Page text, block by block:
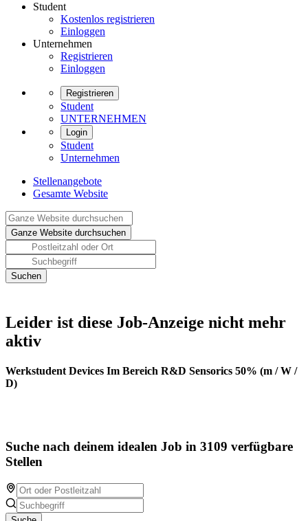
Student
Kostenlos registrieren
Einloggen
Unternehmen
Registrieren
Einloggen
Registrieren
Student
UNTERNEHMEN
Login
Student
Unternehmen
Stellenangebote
Gesamte Website
Leider ist diese Job-Anzeige nicht mehr
aktiv
Werkstudent Devices Im Bereich R&D Sensorics 50% (m / W /
D)
Suche nach deinem idealen Job in 3109 verfügbare
Stellen